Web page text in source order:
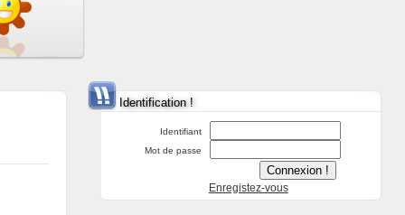
Identification !
Identifiant
Mot de passe
Enregistez-vous